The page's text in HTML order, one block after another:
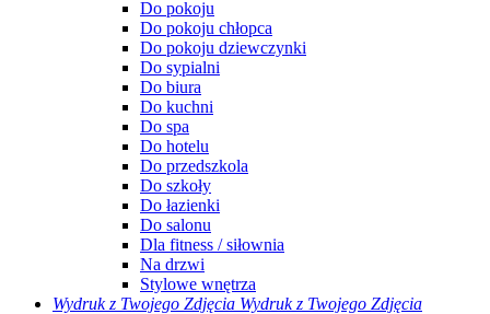
Do pokoju
Do pokoju chłopca
Do pokoju dziewczynki
Do sypialni
Do biura
Do kuchni
Do spa
Do hotelu
Do przedszkola
Do szkoły
Do łazienki
Do salonu
Dla fitness / siłownia
Na drzwi
Stylowe wnętrza
Wydruk z Twojego Zdjęcia Wydruk z Twojego Zdjęcia